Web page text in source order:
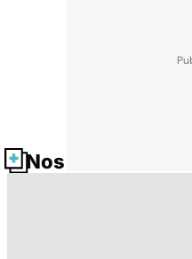
Nos fiches santé